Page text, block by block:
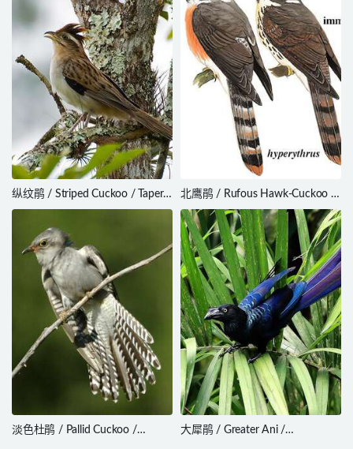
纵纹鹃 / Striped Cuckoo / Tapera
naevia
北鹰鹃 / Rufous Hawk-Cuckoo /
Hierococcyx hyperythrus
淡色杜鹃 / Pallid Cuckoo /
大犀鹃 / Greater Ani /